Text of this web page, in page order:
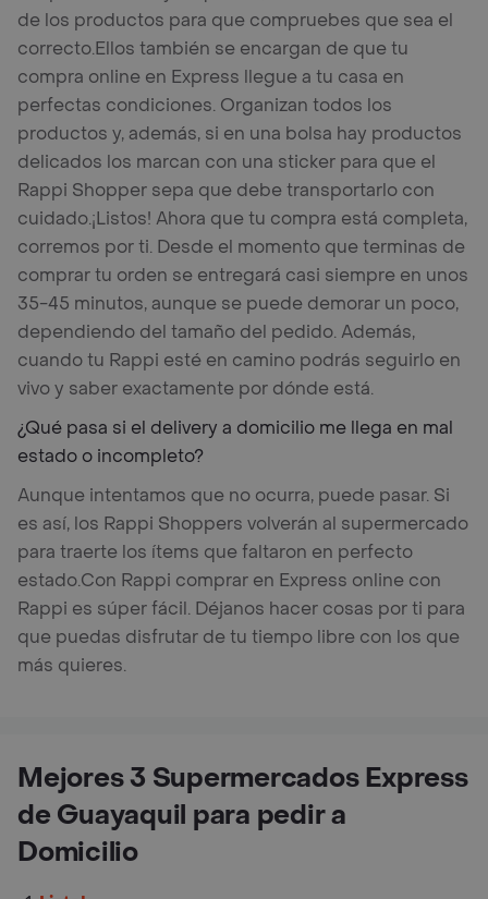
de los productos para que compruebes que sea el
correcto.Ellos también se encargan de que tu
compra online en Express llegue a tu casa en
perfectas condiciones. Organizan todos los
productos y, además, si en una bolsa hay productos
delicados los marcan con una sticker para que el
Rappi Shopper sepa que debe transportarlo con
cuidado.¡Listos! Ahora que tu compra está completa,
corremos por ti. Desde el momento que terminas de
comprar tu orden se entregará casi siempre en unos
35-45 minutos, aunque se puede demorar un poco,
dependiendo del tamaño del pedido. Además,
cuando tu Rappi esté en camino podrás seguirlo en
vivo y saber exactamente por dónde está.
¿Qué pasa si el delivery a domicilio me llega en mal
estado o incompleto?
Aunque intentamos que no ocurra, puede pasar. Si
es así, los Rappi Shoppers volverán al supermercado
para traerte los ítems que faltaron en perfecto
estado.Con Rappi comprar en Express online con
Rappi es súper fácil. Déjanos hacer cosas por ti para
que puedas disfrutar de tu tiempo libre con los que
más quieres.
Mejores 3 Supermercados Express
de Guayaquil para pedir a
Domicilio